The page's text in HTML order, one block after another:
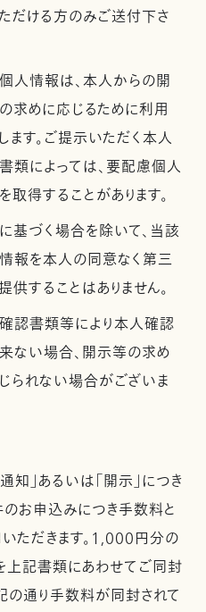
だける方のみご送付下さ
個人情報は、本人からの開
求めに応じるために利用
ます。ご提示いただく本人
類によっては、要配慮個人
取得することがあります。
基づく場合を除いて、当該
報を本人の同意なく第三
供することはありません。
確認書類等により本人確認
ない場合、開示等の求め
られない場合がございま
知」あるいは「開示」につき
のお申込みにつき手数料と
ただきます。1,000円分の
上記書類にあわせてご同封
の通り手数料が同封されて